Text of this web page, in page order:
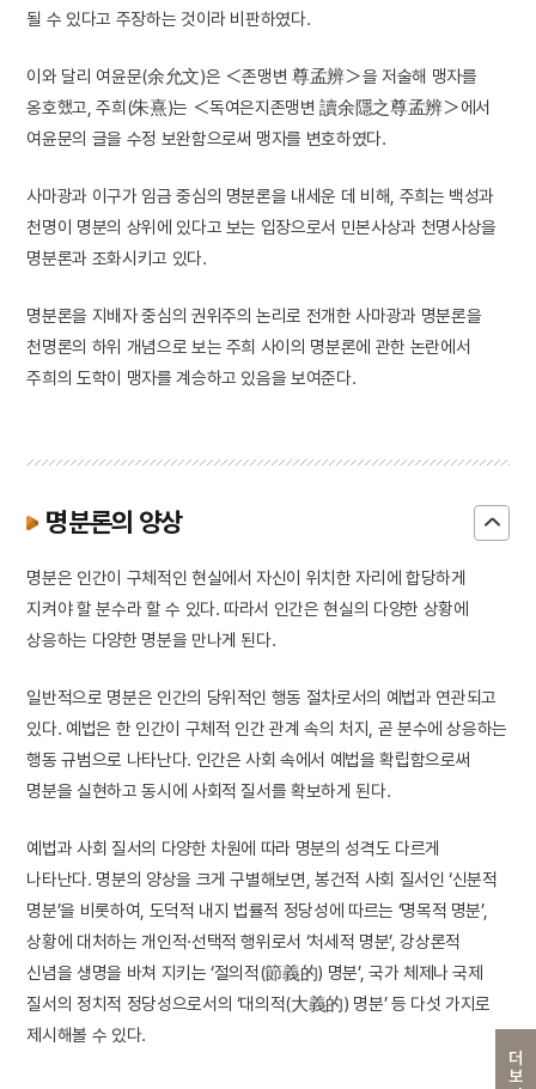
더보기
될 수 있다고 주장하는 것이라 비판하였다.
이와 달리 여윤문(余允文)은 ＜존맹변 尊孟辨＞을 저술해 맹자를
옹호했고, 주희(朱熹)는 ＜독여은지존맹변 讀余隱之尊孟辨＞에서
여윤문의 글을 수정 보완함으로써 맹자를 변호하였다.
사마광과 이구가 임금 중심의 명분론을 내세운 데 비해, 주희는 백성과
천명이 명분의 상위에 있다고 보는 입장으로서 민본사상과 천명사상을
명분론과 조화시키고 있다.
명분론을 지배자 중심의 권위주의 논리로 전개한 사마광과 명분론을
천명론의 하위 개념으로 보는 주희 사이의 명분론에 관한 논란에서
주희의 도학이 맹자를 계승하고 있음을 보여준다.
명분론의 양상
명분은 인간이 구체적인 현실에서 자신이 위치한 자리에 합당하게
지켜야 할 분수라 할 수 있다. 따라서 인간은 현실의 다양한 상황에
상응하는 다양한 명분을 만나게 된다.
일반적으로 명분은 인간의 당위적인 행동 절차로서의 예법과 연관되고
있다. 예법은 한 인간이 구체적 인간 관계 속의 처지, 곧 분수에 상응하는
행동 규범으로 나타난다. 인간은 사회 속에서 예법을 확립함으로써
명분을 실현하고 동시에 사회적 질서를 확보하게 된다.
예법과 사회 질서의 다양한 차원에 따라 명분의 성격도 다르게
나타난다. 명분의 양상을 크게 구별해보면, 봉건적 사회 질서인 ‘신분적
명분’을 비롯하여, 도덕적 내지 법률적 정당성에 따르는 ‘명목적 명분’,
상황에 대처하는 개인적·선택적 행위로서 ‘처세적 명분’, 강상론적
신념을 생명을 바쳐 지키는 ‘절의적(節義的) 명분’, 국가 체제나 국제
질서의 정치적 정당성으로서의 ‘대의적(大義的) 명분’ 등 다섯 가지로
제시해볼 수 있다.